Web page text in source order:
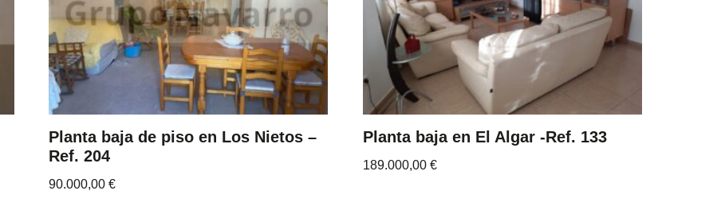
Planta baja de piso en Los Nietos –
Ref. 204
90.000,00 €
Planta baja en El Algar -Ref. 133
189.000,00 €